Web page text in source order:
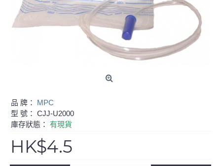
品 牌： MPC
型 號： CJJ-U2000
庫存狀態： 有現貨
HK$4.5